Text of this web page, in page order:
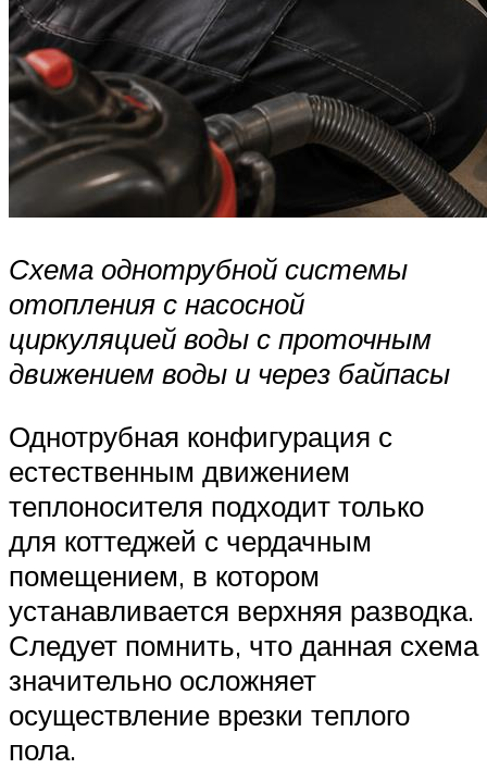
Схема однотрубной системы
отопления с насосной
циркуляцией воды с проточным
движением воды и через байпасы
Однотрубная конфигурация с
естественным движением
теплоносителя подходит только
для коттеджей с чердачным
помещением, в котором
устанавливается верхняя разводка.
Следует помнить, что данная схема
значительно осложняет
осуществление врезки теплого
пола.